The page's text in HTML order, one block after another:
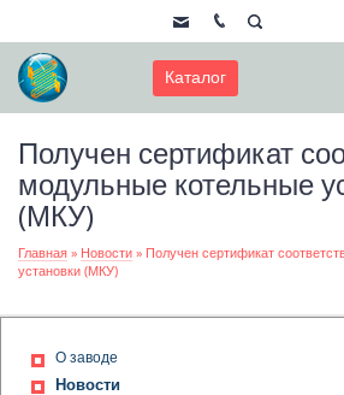
Каталог
Получен сертификат
модульные котельные
(МКУ)
Главная » Новости » Получен сертификат
установки (МКУ)
О заводе
Новости